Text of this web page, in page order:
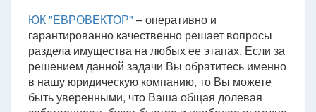
ЮК "ЕВРОВЕКТОР" – оперативно и
гарантированно качественно решает вопросы
раздела имущества на любых ее этапах. Если за
решением данной задачи Вы обратитесь именно
в нашу юридическую компанию, то Вы можете
быть уверенными, что Ваша общая долевая